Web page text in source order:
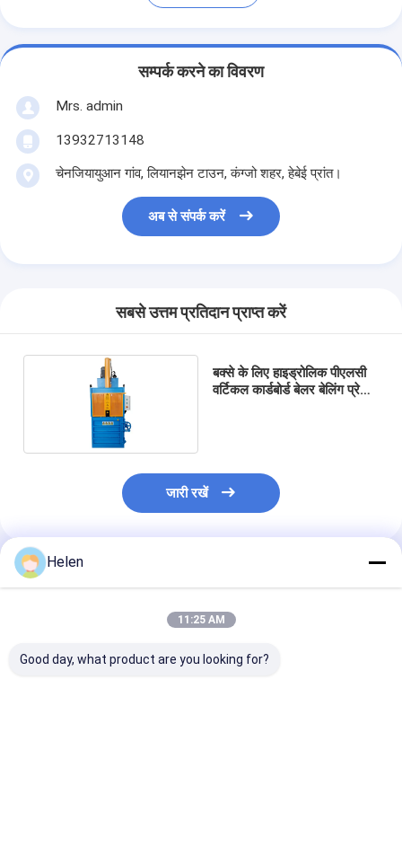
सम्पर्क करने का विवरण
Mrs. admin
13932713148
चेनजियायुआन गांव, लियानझेन टाउन, कंग्जो शहर, हेबेई प्रांत।
अब से संपर्क करें
सबसे उत्तम प्रतिदान प्राप्त करें
बक्से के लिए हाइड्रोलिक पीएलसी
वर्टिकल कार्डबोर्ड बेलर बेलिंग प्रेस
जारी रखें
अनुशंसित उत्पाद
Helen
11:25 AM
Good day, what product are you looking for?